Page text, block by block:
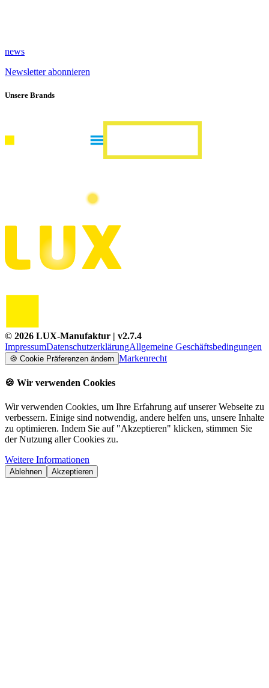
news
Newsletter abonnieren
Unsere Brands
© 2026 LUX-Manufaktur | v2.7.4
ImpressumDatenschutzerklärungAllgemeine Geschäftsbedingungen
🍪 Cookie Präferenzen ändern Markenrecht
🍪 Wir verwenden Cookies
Wir verwenden Cookies, um Ihre Erfahrung auf unserer Webseite zu
verbessern. Einige sind notwendig, andere helfen uns, unsere Inhalte
zu optimieren. Indem Sie auf "Akzeptieren" klicken, stimmen Sie
der Nutzung aller Cookies zu.
Weitere Informationen
Ablehnen Akzeptieren